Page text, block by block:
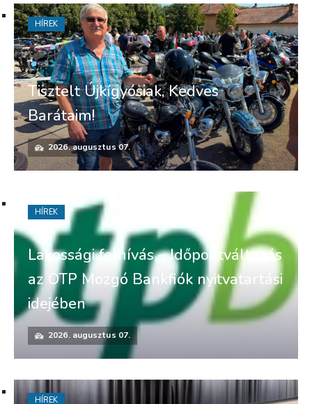
Tisztelt Újkígyósiak, Kedves
Barátaim!
2026. augusztus 07.
HÍREK
Lakossági felhívás – Időpontváltozás
az OTP Mozgó Bankfiók nyitvatartási
idejében
2026. augusztus 07.
HÍREK
HÍREK